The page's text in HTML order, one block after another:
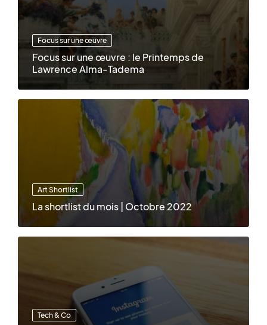
Focus sur une œuvre
Focus sur une œuvre : le Printemps de
Lawrence Alma-Tadema
Art Shortlist
La shortlist du mois | Octobre 2022
Tech & Co